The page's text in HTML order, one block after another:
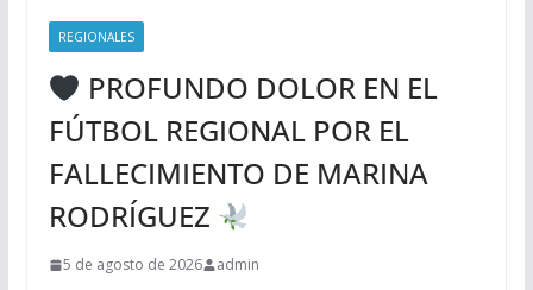
REGIONALES
PROFUNDO DOLOR EN EL
FÚTBOL REGIONAL POR EL
FALLECIMIENTO DE MARINA
RODRÍGUEZ
5 de agosto de 2026 admin